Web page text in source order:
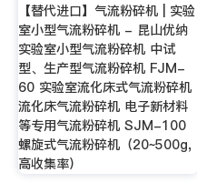
【替代进口】气流粉碎机 | 实验
室小型气流粉碎机 - 昆山优纳
实验室小型气流粉碎机 中试
型、生产型气流粉碎机 FJM-
60 实验室流化床式气流粉碎机
流化床气流粉碎机 电子新材料
等专用气流粉碎机 SJM-100
螺旋式气流粉碎机（20~500g,
高收集率）